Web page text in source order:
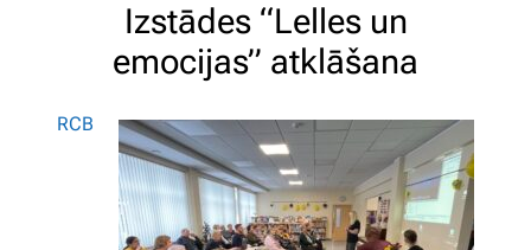
Izstādes “Lelles un
emocijas” atklāšana
RCB